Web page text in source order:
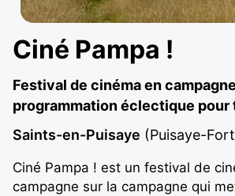
Ciné Pampa !
Festival de cinéma en
programmation éclectique pour
Saints-en-Puisaye (Puisaye-
Ciné Pampa ! est un festival de
campagne sur la campagne qui